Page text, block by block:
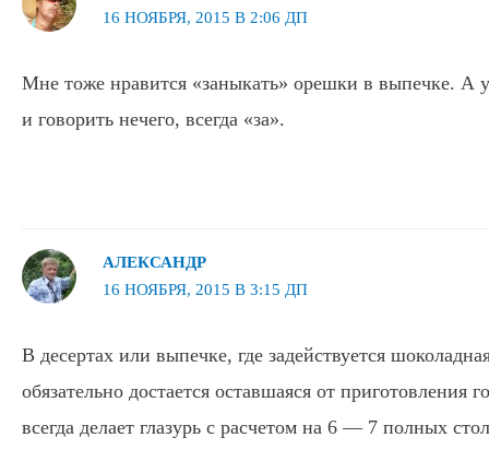
16 НОЯБРЯ, 2015 В 2:06 ДП
Мне тоже нравится «заныкать» орешки в выпечке. А
и говорить нечего, всегда «за».
АЛЕКСАНДР
16 НОЯБРЯ, 2015 В 3:15 ДП
В десертах или выпечке, где задействуется
обязательно достается оставшаяся от приготовления
всегда делает глазурь с расчетом на 6 — 7 полных